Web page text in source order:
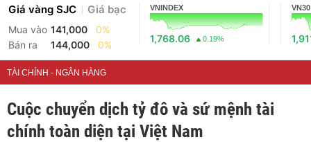
Giá vàng SJC Giá bạc
Mua vào 141,000
0%
Bán ra
144,000 0%
VNINDEX
1,768.06 0.19%
VN30
TÀI CHÍNH - NGÂN HÀNG
Cuộc chuyển dịch tỷ đô và sứ mệnh tài
chính toàn diện tại Việt Nam